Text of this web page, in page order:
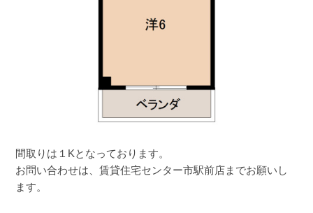
間取りは１Kとなっております。
お問い合わせは、賃貸住宅センター市駅前店までお願いし
ます。